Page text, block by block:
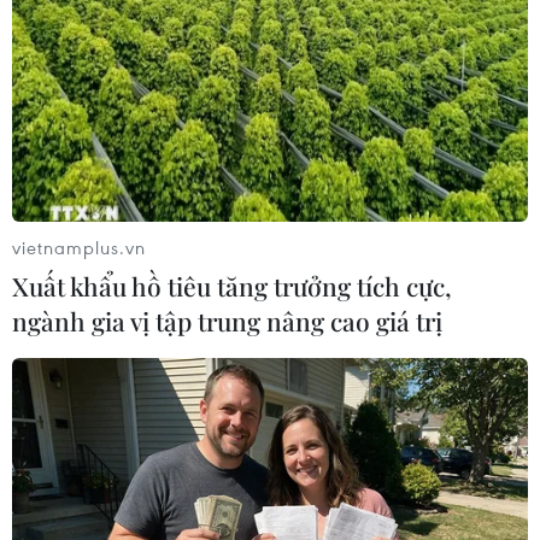
24/04/2019 10:48
Triều Tiên đã bãi chức Trưởng ban Mặt trận Thống nhất
của ông Kim Yong-chol, cánh tay phải của nhà lãnh đạo
Kim Jong-un và là gương mặt quen thuộc trong các
cuộc đàm phán với Ngoại trưởng Mike Pompeo.
vietnamplus.vn
Xuất khẩu hồ tiêu tăng trưởng tích cực,
ngành gia vị tập trung nâng cao giá trị